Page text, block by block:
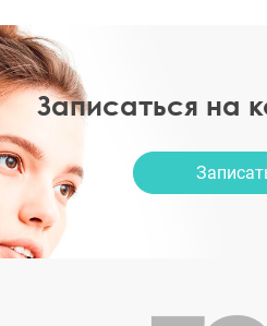
Записаться на